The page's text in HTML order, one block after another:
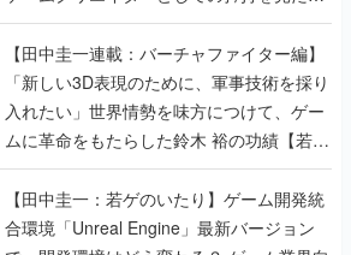
【若ゲのいたり最終回】
【田中圭一連載：バーチャファイター編】
「新しい3D表現のために、軍事技術を採り
入れたい」世界情勢を味方につけて、ゲー
ムに革命をもたらした鈴木 裕の功績【若ゲ
のいたり】
【田中圭一：若ゲのいたり】ゲーム開発統
合環境「Unreal Engine」最新バージョン